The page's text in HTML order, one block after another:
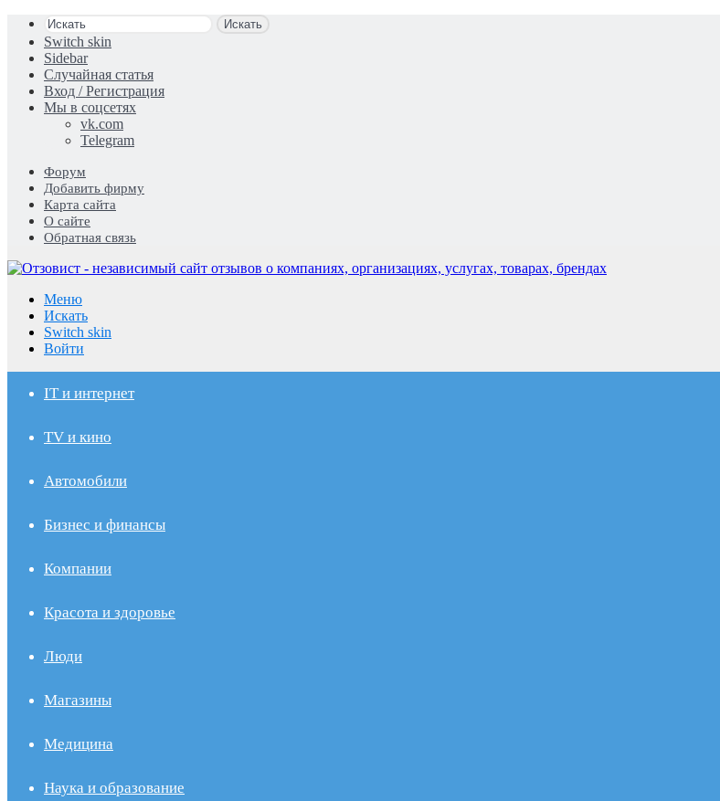
Искать
Switch skin
Sidebar
Случайная статья
Вход / Регистрация
Мы в соцсетях
vk.com
Telegram
Форум
Добавить фирму
Карта сайта
О сайте
Обратная связь
Меню
Искать
Switch skin
Войти
IT и интернет
TV и кино
Автомобили
Бизнес и финансы
Компании
Красота и здоровье
Люди
Магазины
Медицина
Наука и образование